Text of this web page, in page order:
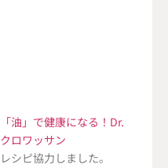
「油」で健康になる！Dr.
クロワッサン
レシピ協力しました。